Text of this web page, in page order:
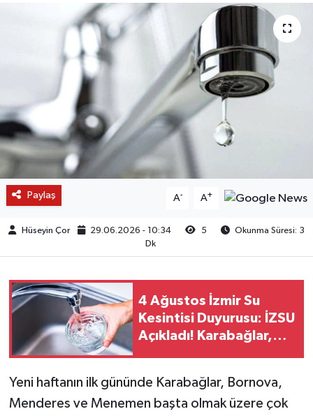
Paylaş A- A+
Hüseyin Çor 29.06.2026 - 10:34 5
Okunma Süresi: 3
Dk
4 Ağustos İzmir Su
Kesintisi Duyurusu: İZSU
Açıkladı! Karabağlar,
Yeni haftanın ilk gününde Karabağlar, Bornova,
Menderes ve Menemen başta olmak üzere çok